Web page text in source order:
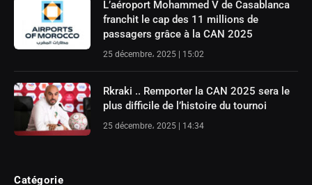
L’aéroport Mohammed V de Casablanca
franchit le cap des 11 millions de
passagers grâce à la CAN 2025
25 décembre، 2025 | 15:02
Rkraki .. Remporter la CAN 2025 sera le
plus difficile de l’histoire du tournoi
25 décembre، 2025 | 14:34
Catégorie